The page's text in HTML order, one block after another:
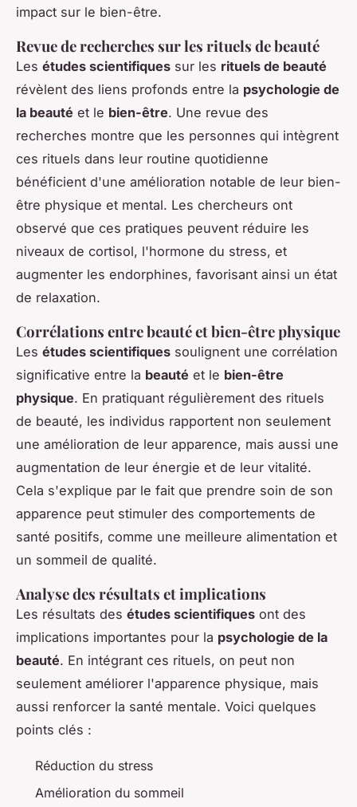
impact sur le bien-être.
Revue de recherches sur les rituels de beauté
Les études scientifiques sur les rituels de beauté
révèlent des liens profonds entre la psychologie de
la beauté et le bien-être. Une revue des
recherches montre que les personnes qui intègrent
ces rituels dans leur routine quotidienne
bénéficient d'une amélioration notable de leur bien-
être physique et mental. Les chercheurs ont
observé que ces pratiques peuvent réduire les
niveaux de cortisol, l'hormone du stress, et
augmenter les endorphines, favorisant ainsi un état
de relaxation.
Corrélations entre beauté et bien-être physique
Les études scientifiques soulignent une corrélation
significative entre la beauté et le bien-être
physique. En pratiquant régulièrement des rituels
de beauté, les individus rapportent non seulement
une amélioration de leur apparence, mais aussi une
augmentation de leur énergie et de leur vitalité.
Cela s'explique par le fait que prendre soin de son
apparence peut stimuler des comportements de
santé positifs, comme une meilleure alimentation et
un sommeil de qualité.
Analyse des résultats et implications
Les résultats des études scientifiques ont des
implications importantes pour la psychologie de la
beauté. En intégrant ces rituels, on peut non
seulement améliorer l'apparence physique, mais
aussi renforcer la santé mentale. Voici quelques
points clés :
Réduction du stress
Amélioration du sommeil